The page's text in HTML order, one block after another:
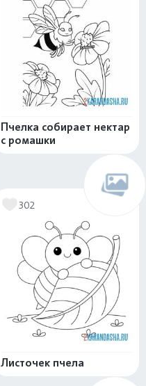
Пчелка собирает нектар
с ромашки
302
Листочек пчела